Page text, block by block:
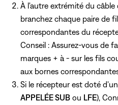
À l'autre extrémité du câble
branchez chaque paire de
correspondantes du
Conseil : Assurez-vous de
marques + à - sur les fils
aux bornes
Si le récepteur est doté
APPELÉE SUB ou LFE),